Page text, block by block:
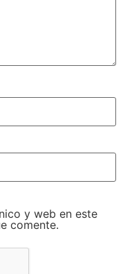
y web en este
comente.